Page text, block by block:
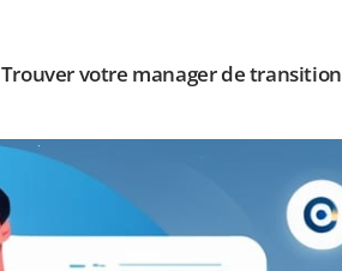
Trouver votre manager de transition